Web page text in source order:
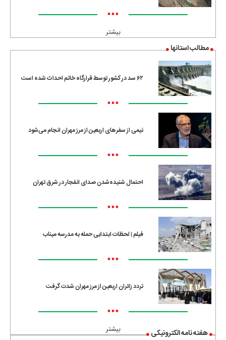
•••
بیشتر
مطالب استانها
۶۲ سد در کشور توسط قرارگاه خاتم احداث شده است
•••
نیمی از سفرهای اربعین از مرز مهران انجام می‌شود
•••
احتمال شنیده‌شدن صدای انفجار در شرق تهران
•••
فیلم | لحظات ابتدایی حمله به مدرسه میناب
•••
تردد زائران اربعین از مرز مهران شدت گرفت
•••
بیشتر هفته نامه الکترونیکی